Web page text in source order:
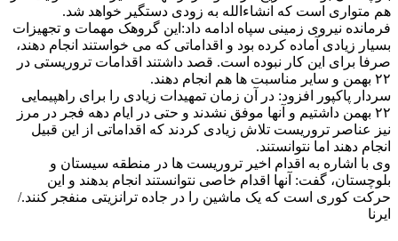
هم متواری است که انشاءالله به زودی دستگیر خواهد شد.
فرمانده نیروی زمینی سپاه ادامه داد:این گروهک مهمات و تجهیزات
بسیار زیادی آماده کرده بود و اقداماتی که می خواستند انجام دهند،
صرفا برای این کار نبوده است. قصد داشتند اقدامات تروریستی در
۲۲ بهمن و سایر مناسبت ها هم انجام دهند.
سردار پاکپور افزود: در آن زمان تمهیدات زیادی را برای راهپیمایی
۲۲ بهمن داشتیم و آنها موفق نشدند و حتی در ایام دهه فجر در مرز
نیز عناصر تروریست تلاش زیادی کردند که اقداماتی از این قبیل
انجام دهند اما نتوانستند.
وی با اشاره به اقدام اخیر تروریست ها در منطقه سیستان و
بلوچستان، گفت: آنها اقدام خاصی نتوانستند انجام بدهند و این
حرکت کوری است که یک ماشین را در جاده ترانزیتی منفجر کنند./
ایرنا